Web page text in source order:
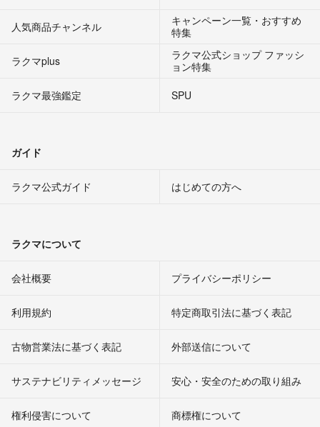
人気商品チャンネル
キャンペーン一覧・おすすめ
特集
ラクマplus
ラクマ公式ショップ ファッシ
ョン特集
ラクマ最強鑑定
SPU
ガイド
ラクマ公式ガイド はじめての方へ
ラクマについて
会社概要 プライバシーポリシー
利用規約 特定商取引法に基づく表記
古物営業法に基づく表記 外部送信について
サステナビリティメッセージ 安心・安全のための取り組み
権利侵害について
商標権について